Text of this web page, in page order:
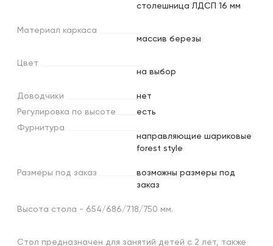
столешница ЛДСП 16 мм
Материал каркаса
массив березы
Цвет
на выбор
Доводчики
нет
Регулировка по высоте
есть
Фурнитура
направляющие шариковые
forest style
Размеры под заказ
возможны размеры под
заказ
Высота стола - 654/686/718/750 мм.
Стол предназначен для занятий детей с 2 лет, также